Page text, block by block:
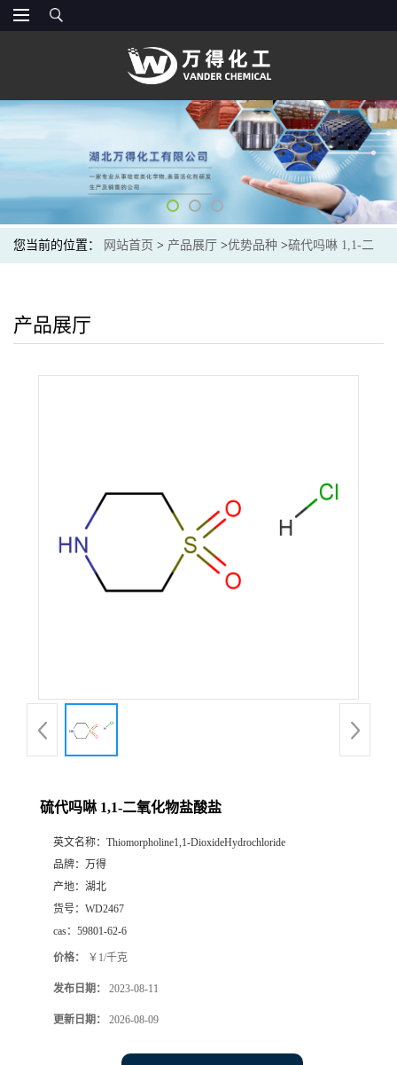
您当前的位置： 网站首页 > 产品展厅 >优势品种 >硫代吗啉 1,1-二
产品展厅
硫代吗啉 1,1-二氧化物盐酸盐
英文名称： Thiomorpholine1,1-DioxideHydrochloride
品牌： 万得
产地： 湖北
货号： WD2467
cas： 59801-62-6
价格： ￥1/千克
发布日期： 2023-08-11
更新日期： 2026-08-09